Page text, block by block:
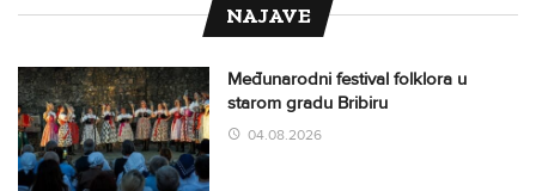
NAJAVE
Međunarodni festival folklora u
starom gradu Bribiru
04.08.2026